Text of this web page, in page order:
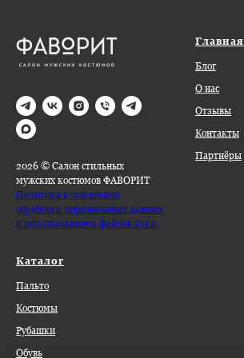
2026 © Салон стильных
мужских костюмов ФАВОРИТ
Политика в отношении
обработки персональных данных
и использованием файлов куки.
Главная
Блог
О нас
Отзывы
Контакты
Партнёры
Каталог
Пальто
Костюмы
Рубашки
Обувь